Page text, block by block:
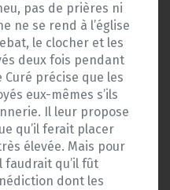
pas de prières ni
ne se rend à l’église
le clocher et les
deux fois pendant
Curé précise que les
eux-mêmes s’ils
Il leur propose
qu’il ferait placer
élevée. Mais pour
faudrait qu’il fût
dont les